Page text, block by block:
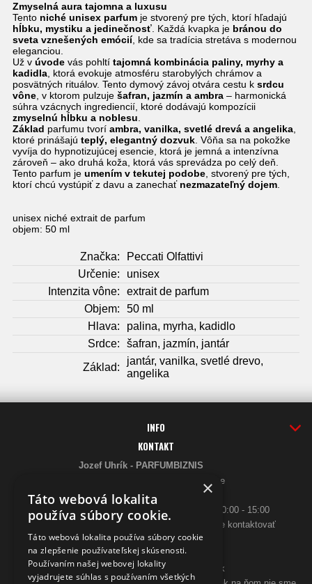
Zmyselná aura tajomna a luxusu
Tento niché unisex parfum je stvorený pre tých, ktorí hľadajú
hĺbku, mystiku a jedinečnosť. Každá kvapka je bránou do
sveta vznešených emócií, kde sa tradícia stretáva s modernou
eleganciou.
Už v úvode vás pohltí tajomná kombinácia paliny, myrhy a
kadidla, ktorá evokuje atmosféru starobylých chrámov a
posvätných rituálov. Tento dymový závoj otvára cestu k srdcu
vône, v ktorom pulzuje šafran, jazmín a ambra – harmonická
súhra vzácnych ingrediencií, ktoré dodávajú kompozícii
zmyselnú hĺbku a noblesu.
Základ parfumu tvorí ambra, vanilka, svetlé drevá a angelika,
ktoré prinášajú teplý, elegantný dozvuk. Vôňa sa na pokožke
vyvíja do hypnotizujúcej esencie, ktorá je jemná a intenzívna
zároveň – ako druhá koža, ktorá vás sprevádza po celý deň.
Tento parfum je umením v tekutej podobe, stvorený pre tých,
ktorí chcú vystúpiť z davu a zanechať nezmazateľný dojem.
unisex niché extrait de parfum
objem: 50 ml
Značka:
Peccati Olfattivi
Určenie:
unisex
Intenzita vône:
extrait de parfum
Objem:
50 ml
Hlava:
palina, myrha, kadidlo
Srdce:
šafran, jazmín, jantár
Základ:
jantár, vanilka, svetlé drevo,
angelika
INFO
KONTAKT
Jozef Uhrík - PARFUMBIZNIS
Saratovská 2926/21 93405 Levice
Telefón:
0948 005 546
- PO-PIA: 10:00 - 18:00, SO 10:00 - 15:00
ak sa aj hneď nedovoláte, budeme Vás spätne kontaktovať
Email:
poslimasem@gmail.com
objednavky@zpohodliadomova.sk
×
Táto webová lokalita
používa súbory cookie.
Táto webová lokalita používa súbory cookie
na zlepšenie používateľskej skúsenosti.
Používaním našej webovej lokality
vyjadrujete súhlas s používaním všetkých